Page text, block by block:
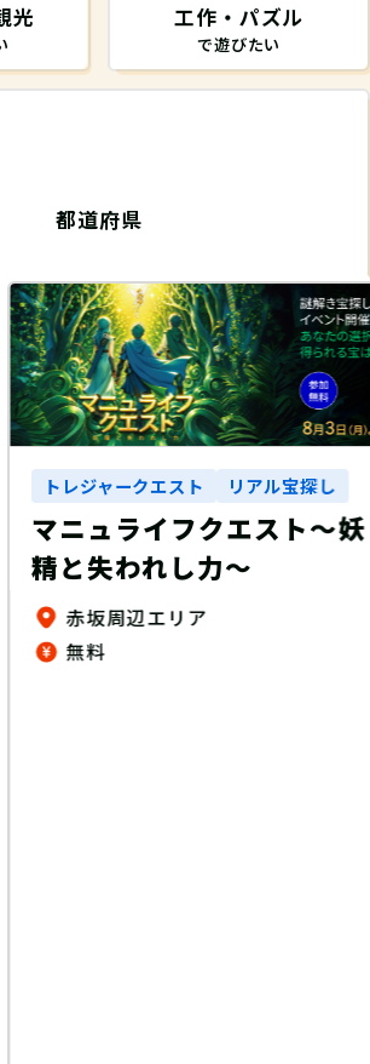
光 工作・パズル
で遊びたい
都道府県
レジャークエスト リアル宝探し
ニュライフクエスト～妖
と失われし力～
赤坂周辺エリア
無料